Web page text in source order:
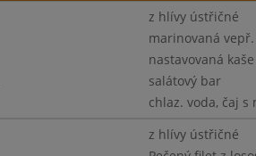
z hlívy ústřičné
marinovaná
nastavovaná kaše
salátový bar
chlaz. voda, čaj s
z hlívy ústřičné